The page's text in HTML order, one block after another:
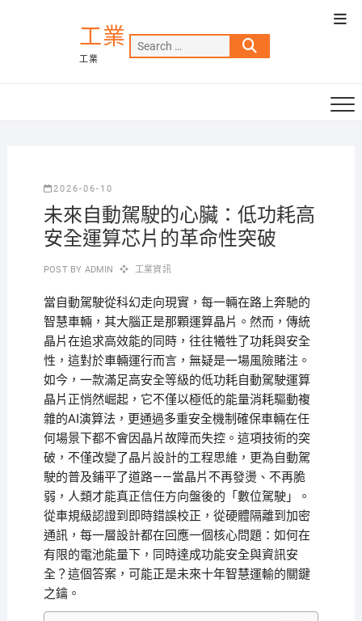
工業
工業
Search
…
2026-06-10
未來自動駕駛的心臟：低功耗高
安全運算芯片的革命性突破
POST BY ADMIN 工業資訊
當自動駕駛從科幻走向現實，每一輛在路上奔馳的
智慧車輛，其大腦正是那顆運算晶片。然而，傳統
晶片在追求高效能的同時，往往犧牲了功耗與安全
性，這對於車輛運行而言，無疑是一場風險賭注。
如今，一款滿足高安全等級的低功耗自動駕駛運算
晶片正悄然崛起，它不僅以極低的能量消耗驅動複
雜的AI演算法，更通過多重安全機制確保車輛在任
何場景下都不會因晶片故障而失控。這項技術的突
破，不僅改變了晶片設計的工程思維，更為自動駕
駛的普及鋪平了道路——當晶片不再發燙、不再脆
弱，人類才能真正信任方向盤後的「數位駕駛」。
從車規級認證到即時錯誤校正，從硬體隔離到加密
通訊，每一層設計都在回應一個核心問題：如何在
有限的電池能量下，同時達成功能安全與資訊安
全？這個答案，可能正是未來十年智慧運輸的關鍵
之鑰。